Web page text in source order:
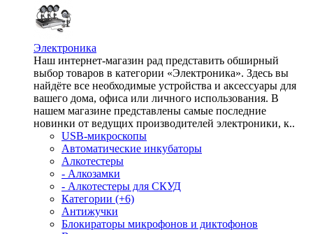
Электроника
Наш интернет-магазин рад представить обширный
выбор товаров в категории «Электроника». Здесь вы
найдёте все необходимые устройства и аксессуары для
вашего дома, офиса или личного использования. В
нашем магазине представлены самые последние
новинки от ведущих производителей электроники, к..
USB-микроскопы
Автоматические инкубаторы
Алкотестеры
- Алкозамки
- Алкотестеры для СКУД
Категории (+6)
Антижучки
Блокираторы микрофонов и диктофонов